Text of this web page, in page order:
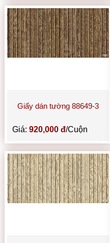
Giấy dán tường 88649-3
Giá:920,000 đ/Cuộn